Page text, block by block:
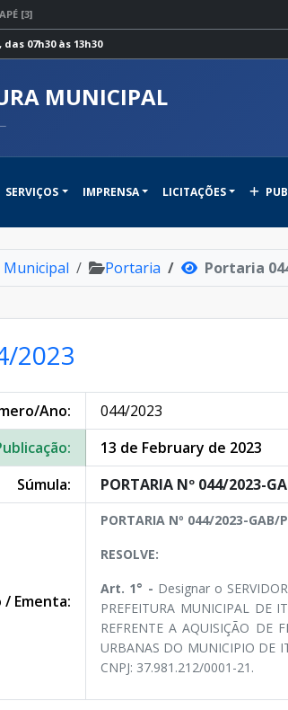
[3]
07h30 às 13h30
MUNICIPAL
SERVIÇOS IMPRENSA LICITAÇÕES
Municipal Portaria Portaria
2023
Ano:
044/2023
13 de February de 2023
Súmula:
PORTARIA Nº 044/2023-
/ Ementa:
PORTARIA Nº 044/2023-GAB/
RESOLVE:
Art. 1° - Designar o
PREFEITURA MUNICIPAL DE
REFRENTE A AQUISIÇÃO DE
URBANAS DO MUNICIPIO DE
CNPJ: 37.981.212/0001-21.